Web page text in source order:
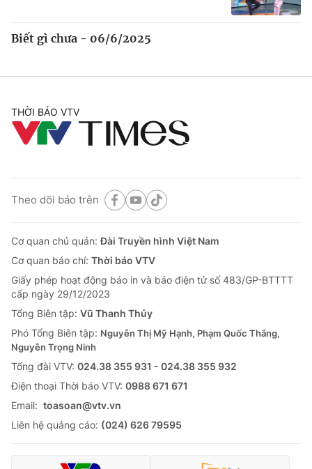
Biết gì chưa - 06/6/2025
THỜI BÁO VTV
Theo dõi báo trên
Cơ quan chủ quản:Đài Truyền hình Việt Nam
Cơ quan báo chí: Thời báo VTV
Giấy phép hoạt động báo in và báo điện tử số 483/GP-BTTTT
cấp ngày 29/12/2023
Tổng Biên tập: Vũ Thanh Thủy
Phó Tổng Biên tập: Nguyễn Thị Mỹ Hạnh, Phạm Quốc Thắng,
Nguyễn Trọng Ninh
Tổng đài VTV: 024.38 355 931 - 024.38 355 932
Ðiện thoại Thời báo VTV: 0988 671 671
Email: toasoan@vtv.vn
Liên hệ quảng cáo: (024) 626 79595